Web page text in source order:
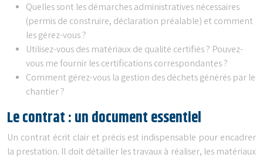
Quelles sont les démarches administratives nécessaires
(permis de construire, déclaration préalable) et comment
les gérez-vous ?
Utilisez-vous des matériaux de qualité certifiés ? Pouvez-
vous me fournir les certifications correspondantes ?
Comment gérez-vous la gestion des déchets générés par le
chantier ?
Le contrat : un document essentiel
Un contrat écrit clair et précis est indispensable pour encadrer
la prestation. Il doit détailler les travaux à réaliser, les matériaux